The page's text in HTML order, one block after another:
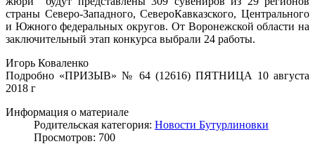
страны Северо-Западного, СевероКавказского, Центрального
и Южного федеральных округов. От Воронежской области на
заключительный этап конкурса выбрали 24 работы.
Игорь Коваленко
Подробно «ПРИЗЫВ» № 64 (12616) ПЯТНИЦА 10 августа
2018 г
Информация о материале
Родительская категория: Новости Бутурлиновки
Просмотров: 700